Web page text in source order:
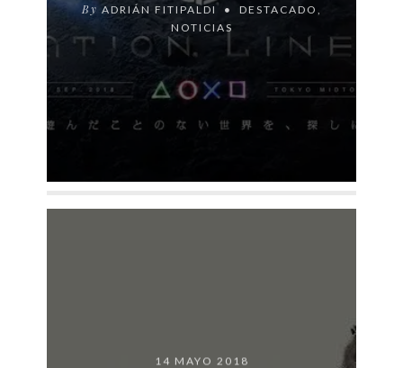
By ADRIÁN FITIPALDI DESTACADO
NOTICIAS
14 MAYO 2018